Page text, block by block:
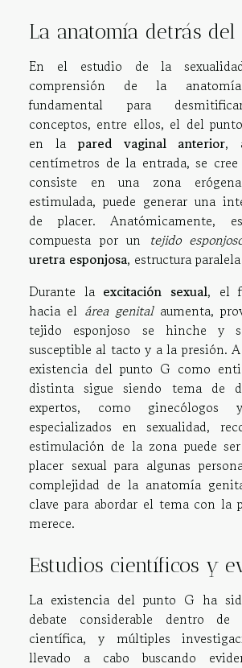
La anatomía detrás del
En el estudio de la
comprensión de la
fundamental para
conceptos, entre ellos, el del
en la pared vaginal anterior,
centímetros de la entrada, se cree
consiste en una zona
estimulada, puede generar una
de placer. Anatómicamente,
compuesta por un tejido
uretra esponjosa, estructura
Durante la excitación sexual, el
hacia el área genitalaumenta,
tejido esponjoso se hinche y
susceptible al tacto y a la presión.
existencia del punto G como
distinta sigue siendo tema de
expertos, como ginecólogos
especializados en sexualidad,
estimulación de la zona puede
placer sexual para algunas
complejidad de la anatomía
clave para abordar el tema con la
merece.
Estudios científicos y
La existencia del punto G ha
debate considerable dentro de
científica, y múltiples
llevado a cabo buscando